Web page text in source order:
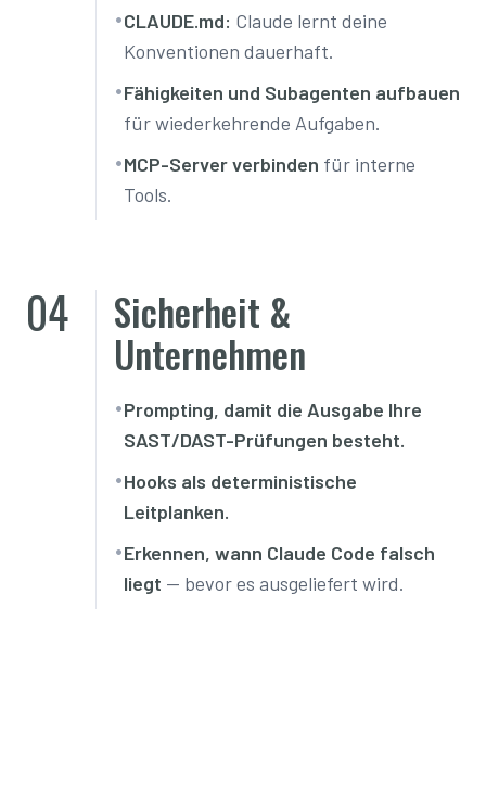
•CLAUDE.md: Claude lernt deine
Konventionen dauerhaft.
•Fähigkeiten und Subagenten aufbauen
für wiederkehrende Aufgaben.
•MCP-Server verbinden für interne
Tools.
04 Sicherheit &
Unternehmen
•Prompting, damit die Ausgabe Ihre
SAST/DAST-Prüfungen besteht.
•Hooks als deterministische
Leitplanken.
•Erkennen, wann Claude Code falsch
liegt — bevor es ausgeliefert wird.